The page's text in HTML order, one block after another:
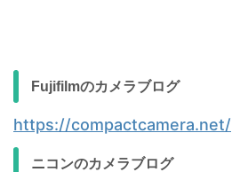
Fujifilmのカメラブログ
https://compactcamera.net/
ニコンのカメラブログ